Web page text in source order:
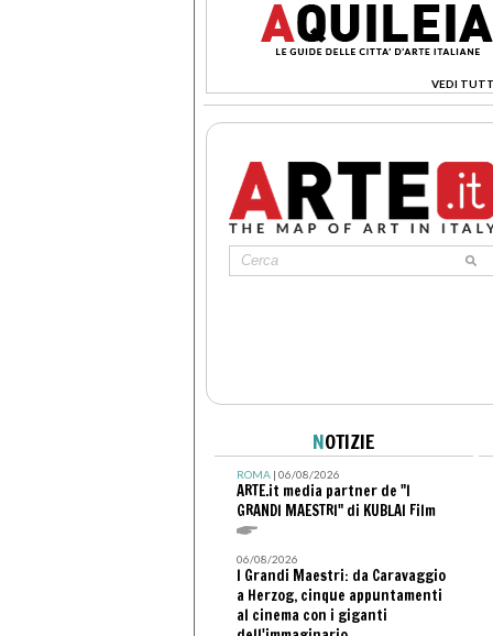
VEDI
>
NOTIZIE
ROMA| 06/08/2026
ARTE.it media partner de "I
GRANDI MAESTRI" di KUBLAI Film
06/08/2026
I Grandi Maestri: da Caravaggio
a Herzog, cinque appuntamenti
al cinema con i giganti